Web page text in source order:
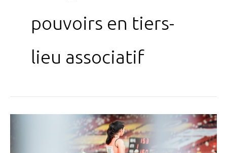
pouvoirs en tiers-
lieu associatif